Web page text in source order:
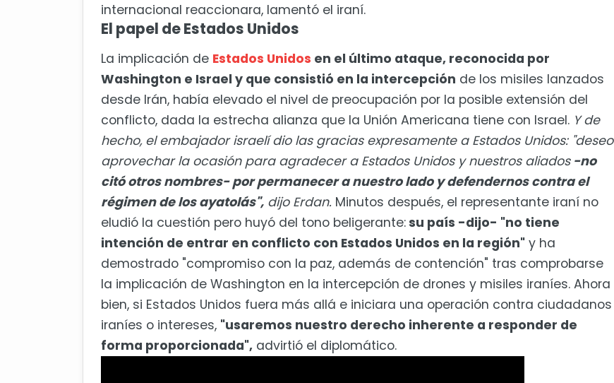
internacional reaccionara, lamentó el iraní.
El papel de Estados Unidos
La implicación de Estados Unidos en el último ataque, reconocida por
Washington e Israel y que consistió en la intercepción de los misiles lanzados
desde Irán, había elevado el nivel de preocupación por la posible extensión del
conflicto, dada la estrecha alianza que la Unión Americana tiene con Israel. Y de
hecho, el embajador israelí dio las gracias expresamente a Estados Unidos: "deseo
aprovechar la ocasión para agradecer a Estados Unidos y nuestros aliados-no
citó otros nombres- por permanecer a nuestro lado y defendernos contra el
régimen de los ayatolás", dijo Erdan. Minutos después, el representante iraní no
eludió la cuestión pero huyó del tono beligerante:su país -dijo- "no tiene
intención de entrar en conflicto con Estados Unidos en la región" y ha
demostrado "compromiso con la paz, además de contención" tras comprobarse
la implicación de Washington en la intercepción de drones y misiles iraníes. Ahora
bien, si Estados Unidos fuera más allá e iniciara una operación contra ciudadanos
iraníes o intereses, "usaremos nuestro derecho inherente a responder de
forma proporcionada", advirtió el diplomático.